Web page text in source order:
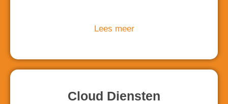
Lees meer
Cloud Diensten